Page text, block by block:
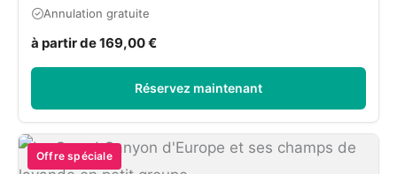
Annulation gratuite
à partir de 169,00 €
Réservez maintenant
Offre spéciale